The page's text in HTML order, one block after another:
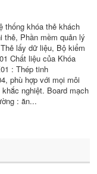
thống khóa thẻ khách
Phần mềm quản lý
lấy dữ liệu, Bộ kiểm
Chất liệu của Khóa
: Thép tinh
phù hợp với mọi môi
nghiệt. Board mạch
: ăn...